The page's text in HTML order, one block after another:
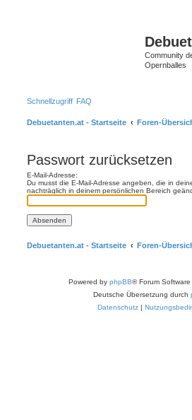
Community
Opernballes
Schnellzugriff FAQ
Debuetanten.at - Startseite Foren-
Passwort zurücksetzen
E-Mail-Adresse:
Du musst die E-Mail-Adresse angeben, die in
nachträglich in deinem persönlichen Bereich
Debuetanten.at - Startseite Foren-
Powered by phpBB® Forum
Deutsche Übersetzung durch
Datenschutz|